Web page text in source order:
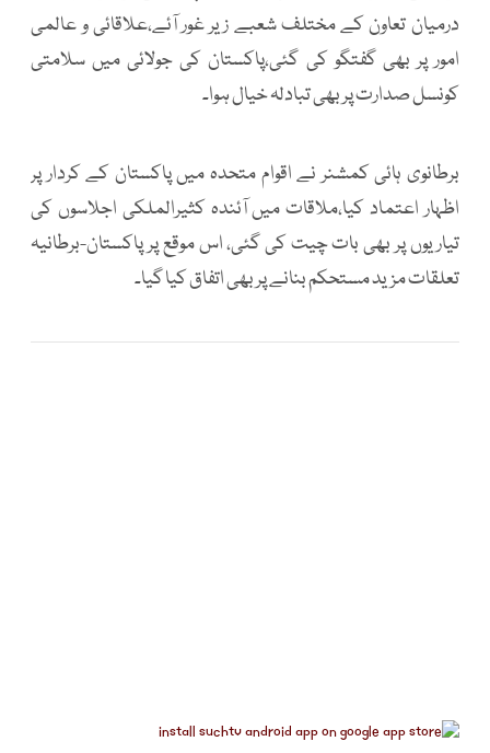
درمیان تعاون کے مختلف شعبے زیر غور آئے،علاقائی و عالمی
امور پر بھی گفتگو کی گئی،پاکستان کی جولائی میں سلامتی
کونسل صدارت پر بھی تبادلہ خیال ہوا۔
برطانوی ہائی کمشنر نے اقوام متحدہ میں پاکستان کے کردار پر
اظہار اعتماد کیا،ملاقات میں آئندہ کثیرالملکی اجلاسوں کی
تیاریوں پر بھی بات چیت کی گئی، اس موقع پر پاکستان-برطانیہ
تعلقات مزید مستحکم بنانے پر بھی اتفاق کیا گیا۔